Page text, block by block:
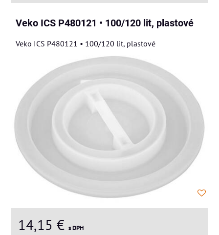
Veko ICS P480121 • 100/120 lit, plastové
Veko ICS P480121 • 100/120 lit, plastové
14,15 € s DPH